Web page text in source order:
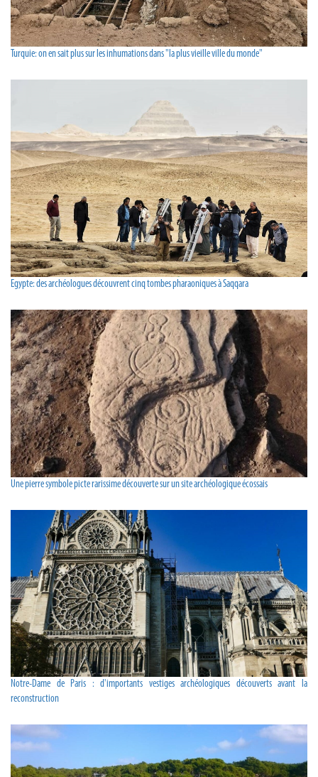
Turquie: on en sait plus sur les inhumations dans "la plus vieille ville du monde"
Egypte: des archéologues découvrent cinq tombes pharaoniques à Saqqara
Une pierre symbole picte rarissime découverte sur un site archéologique écossais
Notre-Dame de Paris : d'importants vestiges archéologiques découverts avant la
reconstruction